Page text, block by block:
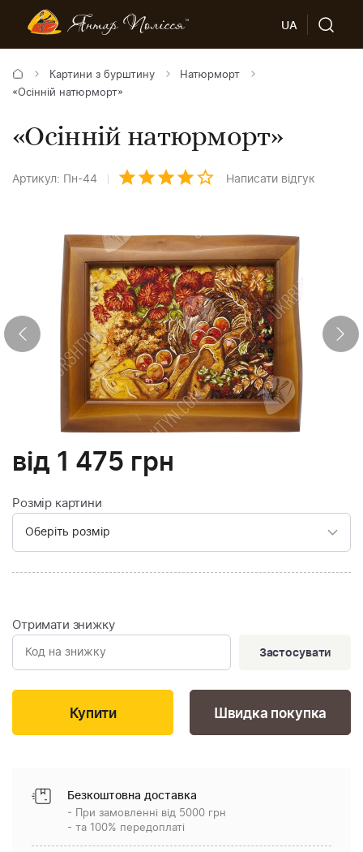
UA
Картини з бурштину
Натюрморт
«Осінній натюрморт»
«Осінній натюрморт»
Артикул: Пн-44 Написати відгук
від 1 475 грн
Розмір картини
Отримати знижку
Застосувати
Швидка покупка
Безкоштовна доставка
- При замовленні від 5000 грн
- та 100% передоплаті